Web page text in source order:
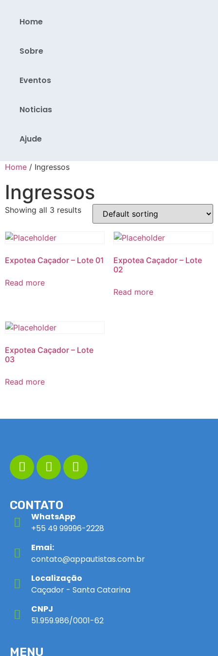
Home
Sobre
Eventos
Noticias
Ajude
Home / Ingressos
Ingressos
Showing all 3 results
Expotea Caçador – Lote 01
Read more
Expotea Caçador – Lote
02
Read more
Expotea Caçador – Lote
03
Read more
CONTATO
WhatsApp
+55 49 99996-2228
Emai:
contato@appautistas.com.br
Localização
Caçador - Santa Catarina
CNPJ
51.959.986/0001-62
MENU